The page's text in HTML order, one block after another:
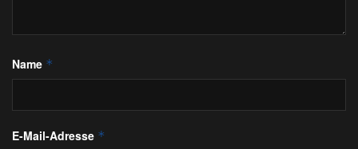
Name *
E-Mail-Adresse *